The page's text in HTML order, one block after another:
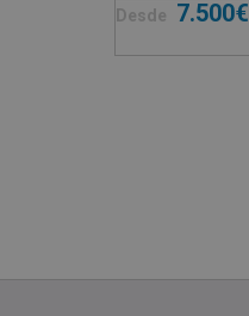
Desde 7.500€